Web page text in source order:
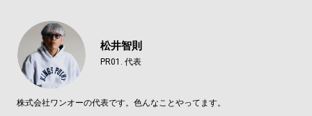
松井智則
PR01. 代表
株式会社ワンオーの代表です。色んなことやってます。